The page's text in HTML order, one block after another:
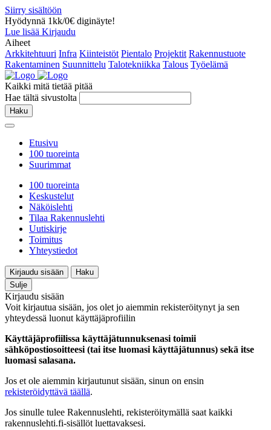
Siirry sisältöön
Hyödynnä 1kk/0€ diginäyte!
Lue lisää Kirjaudu
Aiheet
Arkkitehtuuri Infra Kiinteistöt Pientalo Projektit Rakennustuote
Rakentaminen Suunnittelu Talotekniikka Talous Työelämä
Kaikki mitä tietää pitää
Hae tältä sivustolta
Haku
Etusivu
100 tuoreinta
Suurimmat
100 tuoreinta
Keskustelut
Näköislehti
Tilaa Rakennuslehti
Uutiskirje
Toimitus
Yhteystiedot
Kirjaudu sisään
Haku
Sulje
Kirjaudu sisään
Voit kirjautua sisään, jos olet jo aiemmin rekisteröitynyt ja sen
yhteydessä luonut käyttäjäprofiilin
Käyttäjäprofiilissa käyttäjätunnuksenasi toimii
sähköpostiosoitteesi (tai itse luomasi käyttäjätunnus) sekä itse
luomasi salasana.
Jos et ole aiemmin kirjautunut sisään, sinun on ensin
rekisteröidyttävä täällä.
Jos sinulle tulee Rakennuslehti, rekisteröitymällä saat kaikki
rakennuslehti.fi-sisällöt luettavaksesi.